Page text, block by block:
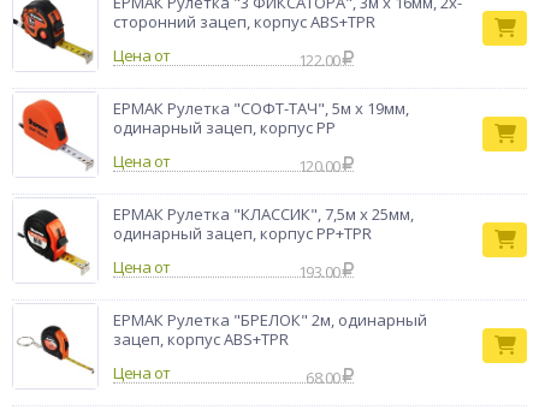
сторонний зацеп, корпус ABS+TPR
Цена от
122.00
ЕРМАК Рулетка "СОФТ-ТАЧ", 5м х 19мм,
одинарный зацеп, корпус PP
Цена от
120.00
ЕРМАК Рулетка "КЛАССИК", 7,5м х 25мм,
одинарный зацеп, корпус PP+TPR
Цена от
193.00
ЕРМАК Рулетка "БРЕЛОК" 2м, одинарный
зацеп, корпус ABS+TPR
Цена от
68.00